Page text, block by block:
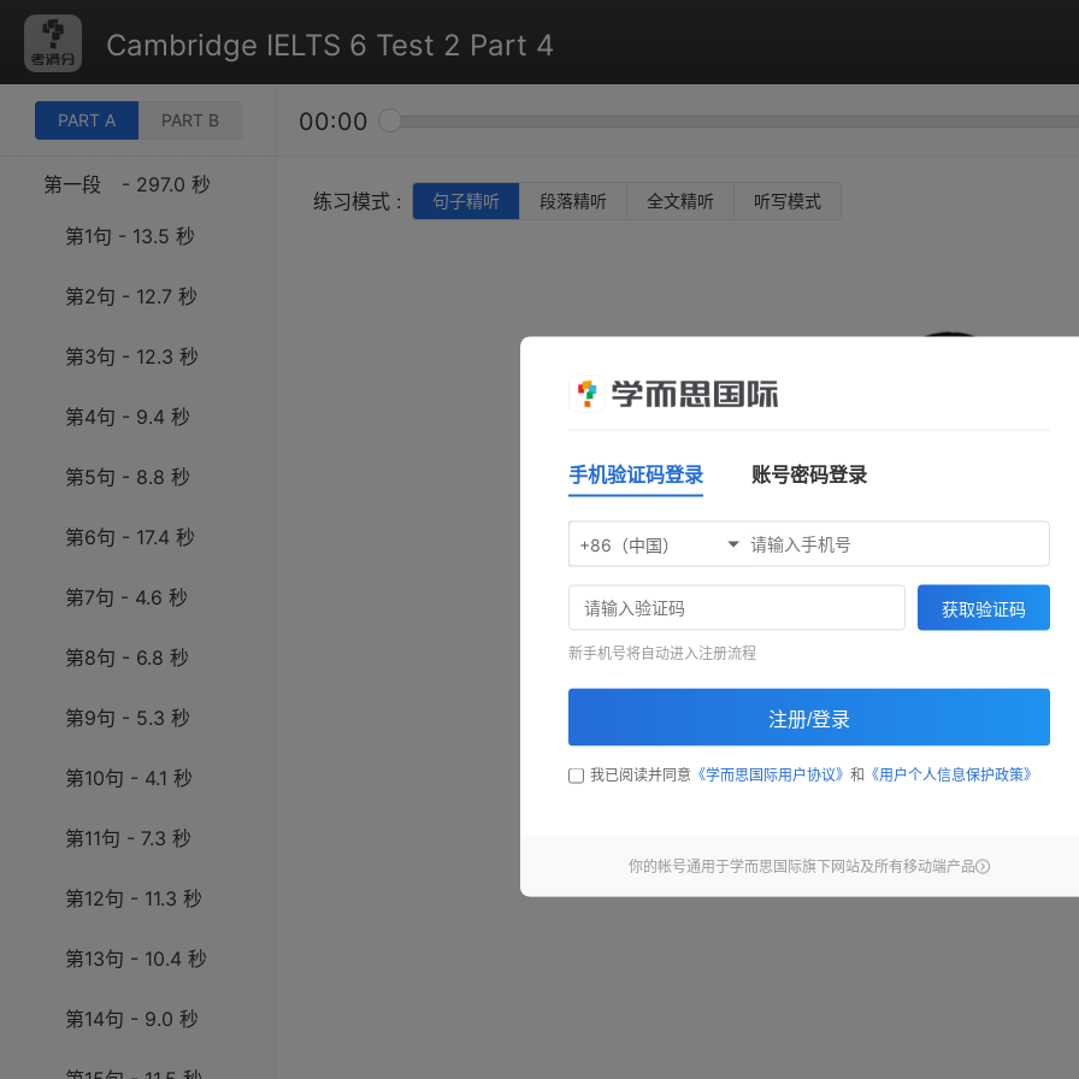
Cambridge IELTS 6 Test 2 Part 4
PART A PART B 00:00
第一段 - 297.0 秒
第1句 - 13.5 秒
第2句 - 12.7 秒
第3句 - 12.3 秒
第4句 - 9.4 秒
第5句 - 8.8 秒
第6句 - 17.4 秒
第7句 - 4.6 秒
第8句 - 6.8 秒
第9句 - 5.3 秒
第10句 - 4.1 秒
第11句 - 7.3 秒
第12句 - 11.3 秒
第13句 - 10.4 秒
第14句 - 9.0 秒
练习模式 : 句子精听 段落精听 全文精听 听写模式
71033同学完
手机验证码登录 账号密码登录
+86（中国）
获取验证码
新手机号将自动进入注册流程
注册/登录
我已阅读并同意 《学而思国际用户协议》 和 《用户个人信息保护政策》
你的帐号通用于学而思国际旗下网站及所有移动端产品